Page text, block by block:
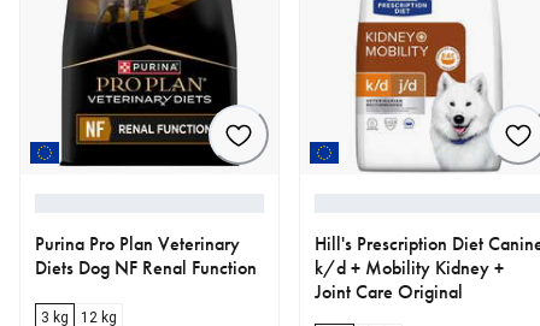
Purina Pro Plan Veterinary
Diets Dog NF Renal Function
3 kg 12 kg
Hill's Prescription Diet
k/d + Mobility Kidney +
Joint Care Original